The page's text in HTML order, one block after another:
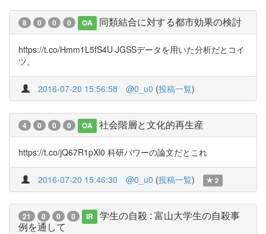
8 0 0 0 OA 同類結合に対する都市効果の検討
https://t.co/Hmm1L5fS4U JGSSデータを用いた分析だとコイ
ツ。
2016-07-20 15:56:58 @0_u0 (投稿一覧)
4 0 0 0 OA 社会階層と文化的再生産
https://t.co/jQ67R1pXl0 科研パワーの論文だとこれ
2016-07-20 15:46:30 @0_u0 (投稿一覧) 2
21 0 0 0 IR
学生の自殺 : 富山大学生の自殺事
例を通して